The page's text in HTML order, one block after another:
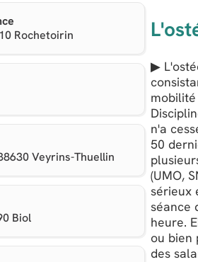
Rochetoirin
Veyrins-Thuellin
Biol
▶
n'a
50
(UMO,
sérieux
séance
heure.
ou bien
des